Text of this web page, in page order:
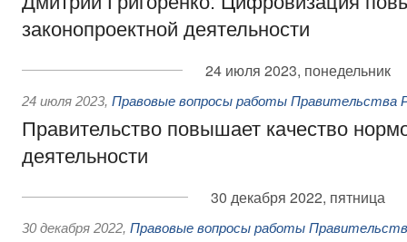
законопроектной деятельности
24 июля 2023, понедельник
24 июля 2023, Правовые вопросы работы Правительства
Правительство повышает качество
деятельности
30 декабря 2022, пятница
30 декабря 2022, Правовые вопросы работы